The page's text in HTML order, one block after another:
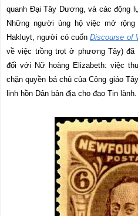
quanh Đại Tây Dương, và các động
Những người ủng hộ việc mở
Hakluyt, người có cuốnDiscourse of
về việc trồng trọt ở phương Tây)
đối với Nữ hoàng Elizabeth: việc
chặn quyền bá chủ của Công giáo
linh hồn Dân bản địa cho đạo Tin lành.